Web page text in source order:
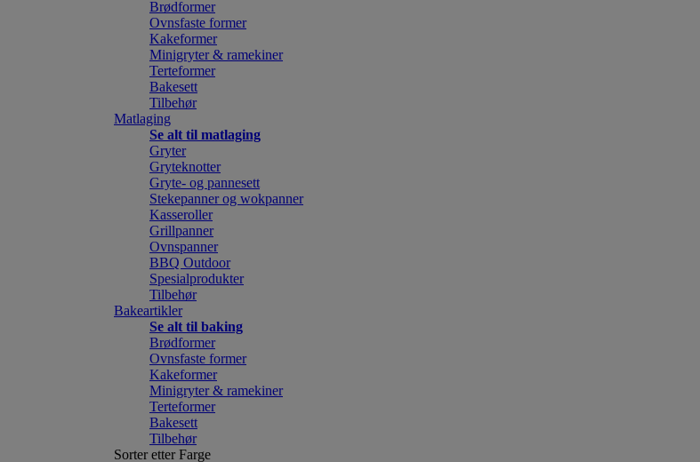
Brødformer
Ovnsfaste former
Kakeformer
Minigryter & ramekiner
Terteformer
Bakesett
Tilbehør
Matlaging
Se alt til matlaging
Gryter
Gryteknotter
Gryte- og pannesett
Stekepanner og wokpanner
Kasseroller
Grillpanner
Ovnspanner
BBQ Outdoor
Spesialprodukter
Tilbehør
Bakeartikler
Se alt til baking
Brødformer
Ovnsfaste former
Kakeformer
Minigryter & ramekiner
Terteformer
Bakesett
Tilbehør
Sorter etter Farge